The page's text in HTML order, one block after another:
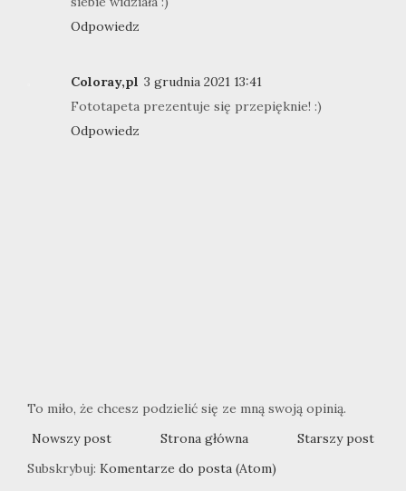
Odpowiedz
Coloray,pl 3 grudnia 2021 13:41
Fototapeta prezentuje się przepięknie! :)
Odpowiedz
To miło, że chcesz podzielić się ze mną swoją opinią.
Nowszy post
Starszy post
Strona główna
Subskrybuj: Komentarze do posta (Atom)